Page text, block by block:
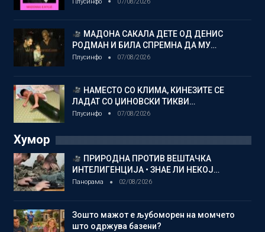
МАДОНА САКАЛА ДЕТЕ ОД ДЕНИС
РОДМАН И БИЛА СПРЕМНА ДА МУ…
Плусинфо 07/08/2026
НАМЕСТО СО КЛИМА, КИНЕЗИТЕ СЕ
ЛАДАТ СО ЏИНОВСКИ ТИКВИ…
Плусинфо 07/08/2026
Хумор
ПРИРОДНА ПРОТИВ ВЕШТАЧКА
ИНТЕЛИГЕНЦИЈА • ЗНАЕ ЛИ НЕКОЈ…
Панорама 02/08/2026
Зошто мажот е љубоморен на момчето
што одржува базени?